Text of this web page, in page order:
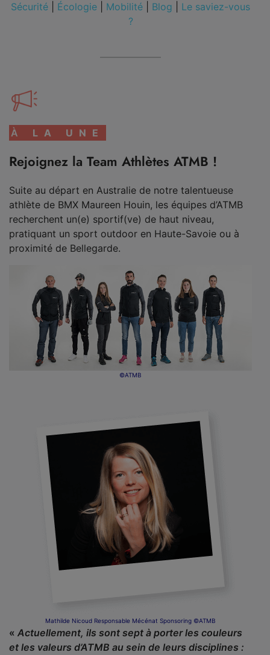
Sécurité Écologie Mobilité Blog
Le saviez-vous
?
À LA UNE
Rejoignez la Team Athlètes ATMB !
Suite au départ en Australie de notre talentueuse
athlète de BMX Maureen Houin, les équipes d’ATMB
recherchent un(e) sportif(ve) de haut niveau,
pratiquant un sport outdoor en Haute-Savoie ou à
proximité de Bellegarde.
©ATMB
Mathilde Nicoud Responsable Mécénat Sponsoring ©ATMB
« Actuellement, ils sont sept à porter les couleurs
et les valeurs d’ATMB au sein de leurs disciplines :